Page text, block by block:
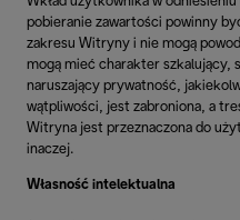
pobieranie zawartości powinny
zakresu Witryny i nie mogą
mogą mieć charakter szkalujący,
naruszający prywatność,
wątpliwości, jest zabroniona, a
Witryna jest przeznaczona do
inaczej.
Własność intelektualna